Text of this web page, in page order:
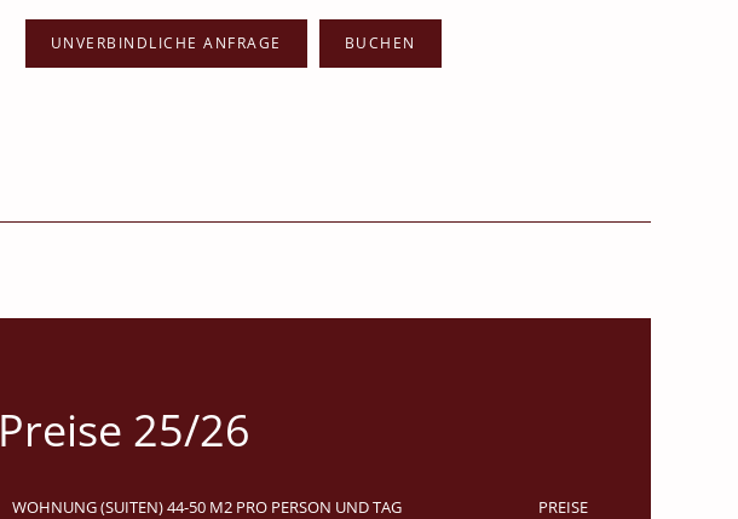
UNVERBINDLICHE ANFRAGE BUCHEN
Preise 25/26
WOHNUNG (SUITEN) 44-50 M2 PRO PERSON UND TAG PREISE